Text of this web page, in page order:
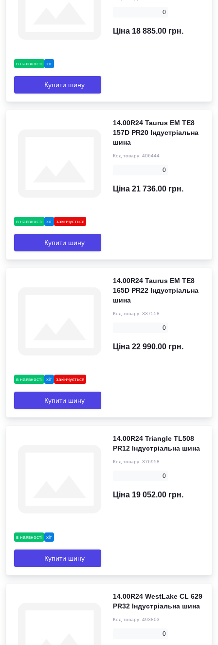
в наявності хіт
0
Ціна 18 885.00 грн.
Купити шину
в наявності хіт закінчується
14.00R24 Taurus EM TE8
157D PR20 Індустріальна
шина
Код товару: 406444
0
Ціна 21 736.00 грн.
Купити шину
в наявності хіт закінчується
14.00R24 Taurus EM TE8
165D PR22 Індустріальна
шина
Код товару: 337558
0
Ціна 22 990.00 грн.
Купити шину
в наявності хіт
14.00R24 Triangle TL508
PR12 Індустріальна шина
Код товару: 376958
0
Ціна 19 052.00 грн.
Купити шину
14.00R24 WestLake CL 629
PR32 Індустріальна шина
Код товару: 493803
0